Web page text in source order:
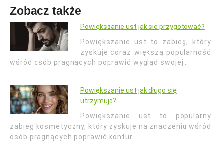
Zobacz także
Powiększanie ust jak sie przygotować?
Powiększanie ust to zabieg, który
zyskuje coraz większą popularność
wśród osób pragnących poprawić wygląd swojej…
Powiększanie ust jak długo się
utrzymuje?
Powiększanie ust to popularny
zabieg kosmetyczny, który zyskuje na znaczeniu wśród
osób pragnących poprawić kontur…